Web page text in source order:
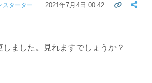
スターター 2021年7月4日 00:42
ました。見れますでしょうか？